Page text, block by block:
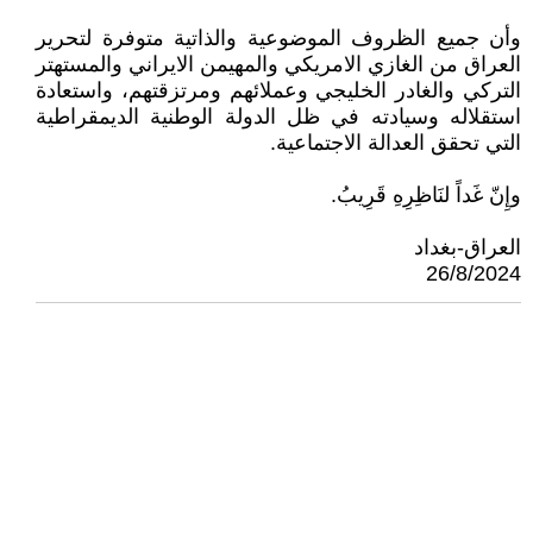
وأن جميع الظروف الموضوعية والذاتية متوفرة لتحرير
العراق من الغازي الامريكي والمهيمن الايراني والمستهتر
التركي والغادر الخليجي وعملائهم ومرتزقتهم، واستعادة
استقلاله وسيادته في ظل الدولة الوطنية الديمقراطية
التي تحقق العدالة الاجتماعية.
وإِنّ غَداً لنَاظِرِهِ قَرِيبُ.
العراق-بغداد
26/8/2024